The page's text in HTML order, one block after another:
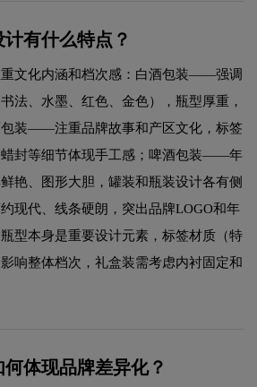
有什么特点？
文化内涵和档次感：白酒包装——强调
法、水墨、红色、金色），瓶型厚重，
装——注重品牌故事和产区文化，标签
封等细节体现手工感；啤酒包装——年
艳、图形大胆，罐装和瓶装设计各有侧
现代、线条硬朗，突出品牌LOGO和年
型本身是重要设计元素，标签材质（特
响整体档次，礼盒装需考虑内衬固定和
体现品牌差异化？